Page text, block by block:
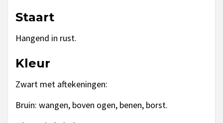
Staart
Hangend in rust.
Kleur
Zwart met aftekeningen:
Bruin: wangen, boven ogen, benen, borst.